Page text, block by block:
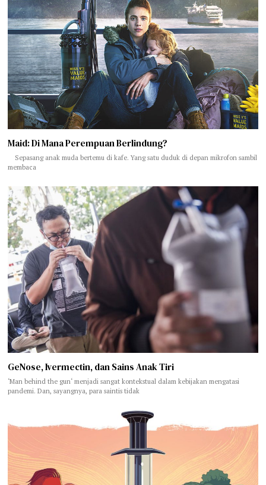
Maid: Di Mana Perempuan Berlindung?
Sepasang anak muda bertemu di kafe. Yang satu duduk di depan mikrofon sambil
membaca
GeNose, Ivermectin, dan Sains Anak Tiri
‘Man behind the gun‘ menjadi sangat kontekstual dalam kebijakan mengatasi
pandemi. Dan, sayangnya, para saintis tidak